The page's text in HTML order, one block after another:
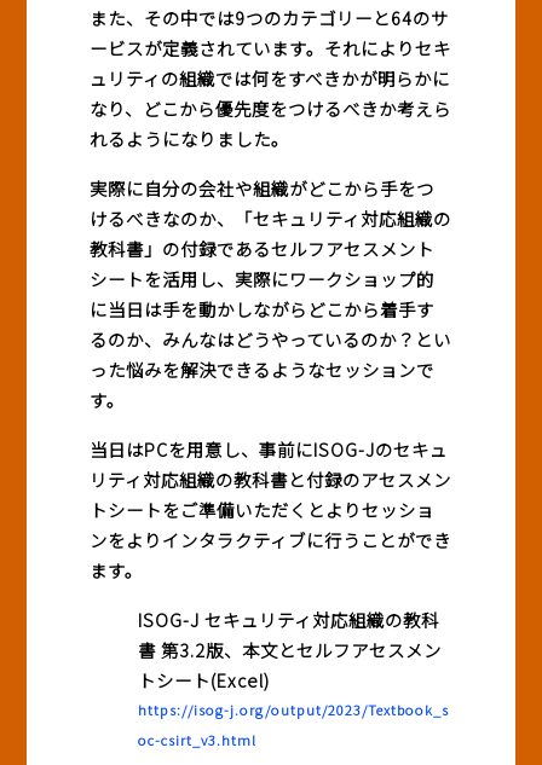
また、その中では9つのカテゴリーと64のサ
ービスが定義されています。それによりセキ
ュリティの組織では何をすべきかが明らかに
なり、どこから優先度をつけるべきか考えら
れるようになりました。
実際に自分の会社や組織がどこから手をつ
けるべきなのか、「セキュリティ対応組織の
教科書」の付録であるセルフアセスメント
シートを活用し、実際にワークショップ的
に当日は手を動かしながらどこから着手す
るのか、みんなはどうやっているのか？とい
った悩みを解決できるようなセッションで
す。
当日はPCを用意し、事前にISOG-Jのセキュ
リティ対応組織の教科書と付録のアセスメン
トシートをご準備いただくとよりセッショ
ンをよりインタラクティブに行うことができ
ます。
ISOG-J セキュリティ対応組織の教科
書 第3.2版、本文とセルフアセスメン
トシート(Excel)
https://isog-j.org/output/2023/Textbook_s
oc-csirt_v3.html